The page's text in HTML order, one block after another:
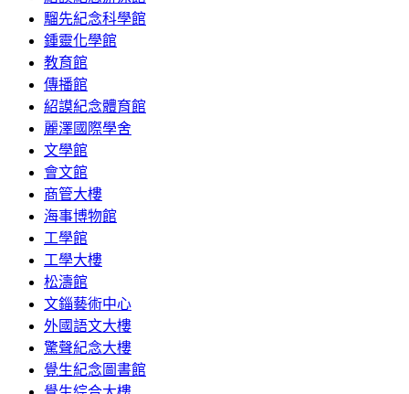
騮先紀念科學館
鍾靈化學館
教育館
傳播館
紹謨紀念體育館
麗澤國際學舍
文學館
會文館
商管大樓
海事博物館
工學館
工學大樓
松濤館
文錙藝術中心
外國語文大樓
驚聲紀念大樓
覺生紀念圖書館